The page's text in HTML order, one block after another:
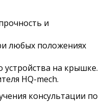
и
любых положениях
на крышке.
HQ-mech.
консультации по